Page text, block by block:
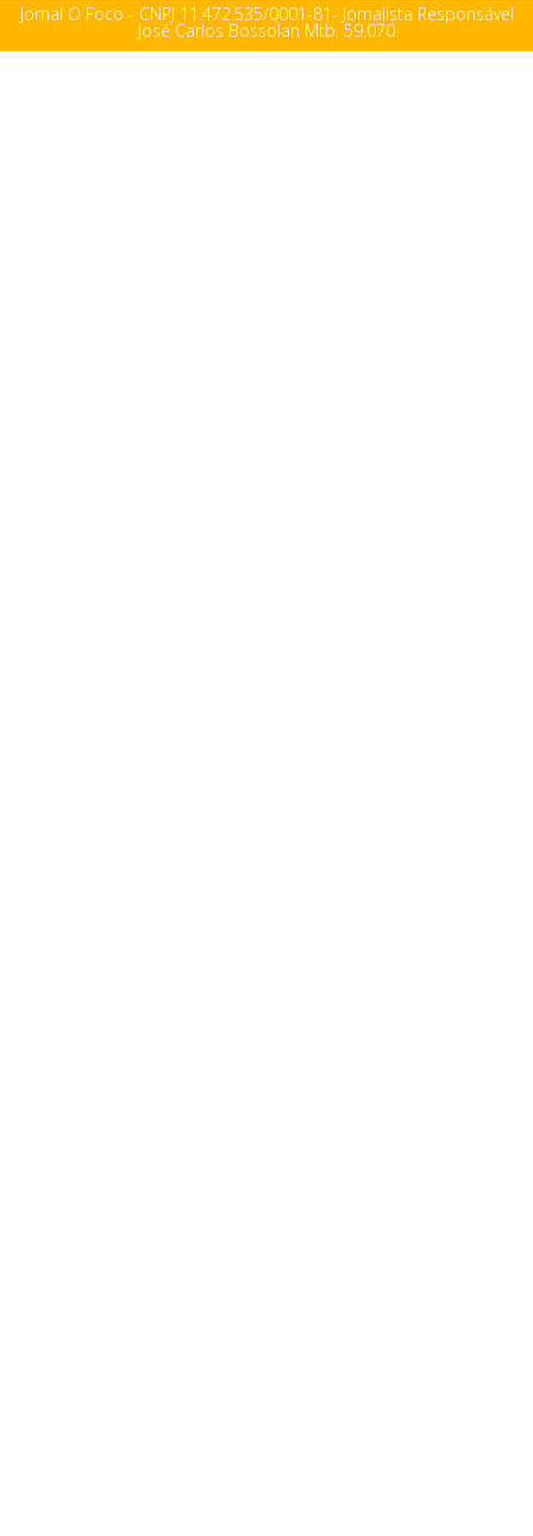
Jornal O Foco - CNPJ 11.472.535/0001-81- Jornalista Responsável
José Carlos Bossolan Mtb. 59.070